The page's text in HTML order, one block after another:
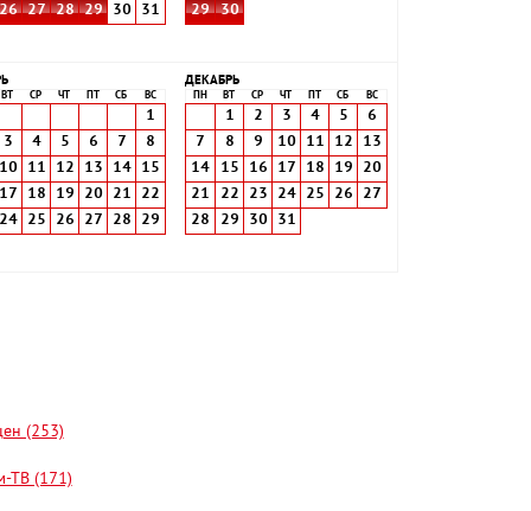
27 28 29 30 31 29 30
ВТ СР ЧТ СБ ВС
1
3
4 5 6 7
8
11 12 13 14
15
18 19 20 21
22
25 26 27 28 29
ДЕКАБРЬ
ПН ВТ СР ЧТ СБ ВС
1 2 3 4 5
6
7
8 9 10 11 12
13
14
15 16 17 18 19
20
21
22 23 24 25 26
27
28
29 30 31
(253)
ТВ (171)